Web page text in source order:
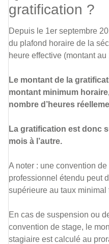
gratification ?
Depuis le 1er septembre
du plafond horaire de la
heure effective (montant
Le montant de la
montant minimum
nombre d’heures
La gratification est donc
mois à l’autre.
A noter : une convention
professionnel étendu peut
supérieure au taux minimal
En cas de suspension ou
convention de stage, le
stagiaire est calculé au